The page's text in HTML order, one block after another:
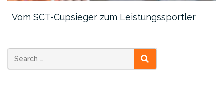
Vom SCT-Cupsieger zum Leistungssportler
SEARCH